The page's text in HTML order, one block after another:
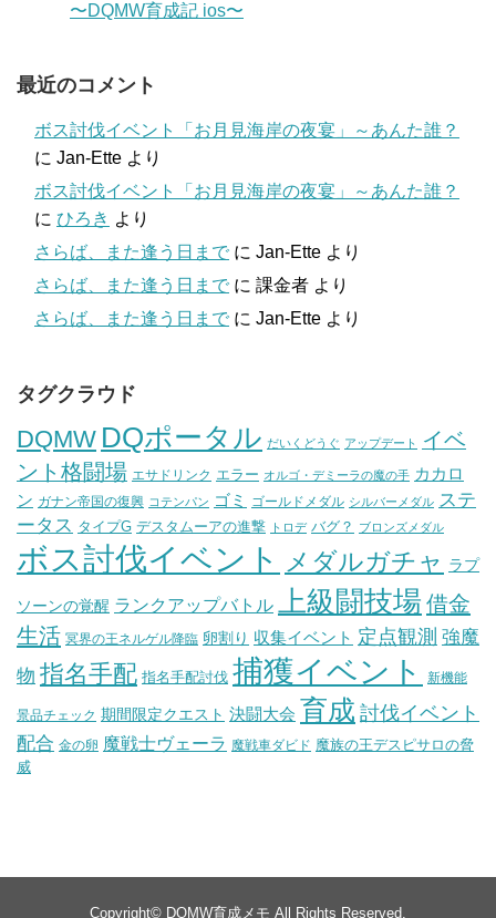
〜DQMW育成記 ios〜
最近のコメント
ボス討伐イベント「お月見海岸の夜宴」～あんた誰？
に Jan-Ette より
ボス討伐イベント「お月見海岸の夜宴」～あんた誰？
に ひろき より
さらば、また逢う日まで に Jan-Ette より
さらば、また逢う日まで に 課金者 より
さらば、また逢う日まで に Jan-Ette より
タグクラウド
DQMW DQポータル だいくどうぐ アップデート
イベ
ント格闘場 エサドリンク エラー オルゴ・デミーラの魔の手 カカロ
ン ガナン帝国の復興 コテンパン ゴミ ゴールドメダル シルバーメダル ステ
ータス タイプG デスタムーアの進撃 トロデ バグ？ ブロンズメダル
ボス討伐イベント メダルガチャ ラプ
ソーンの覚醒 ランクアップバトル 上級闘技場 借金
生活 冥界の王ネルゲル降臨 卵割り 収集イベント 定点観測 強魔
物 指名手配 指名手配討伐 捕獲イベント 新機能
景品チェック 期間限定クエスト 決闘大会 育成 討伐イベント
配合 金の卵 魔戦士ヴェーラ 魔戦車ダビド 魔族の王デスピサロの脅
威
Copyright© DQMW育成メモ All Rights Reserved.